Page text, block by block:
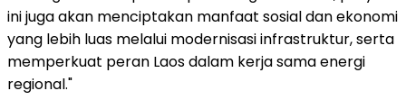
ini juga akan menciptakan manfaat sosial dan ekonomi
yang lebih luas melalui modernisasi infrastruktur, serta
memperkuat peran Laos dalam kerja sama energi
regional."